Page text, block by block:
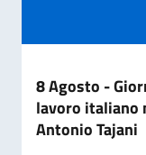
8 Agosto -
lavoro italiano
Antonio Tajani